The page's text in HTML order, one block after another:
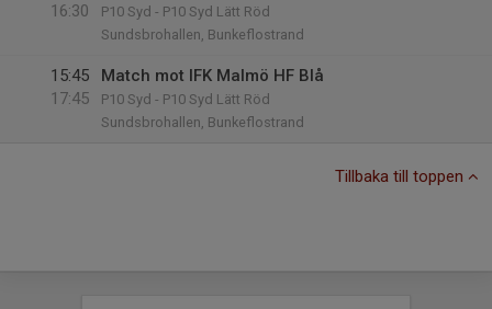
16:30
P10 Syd - P10 Syd Lätt Röd
Sundsbrohallen, Bunkeflostrand
15:45
17:45
Match mot IFK Malmö HF Blå
P10 Syd - P10 Syd Lätt Röd
Sundsbrohallen, Bunkeflostrand
Tillbaka till toppen